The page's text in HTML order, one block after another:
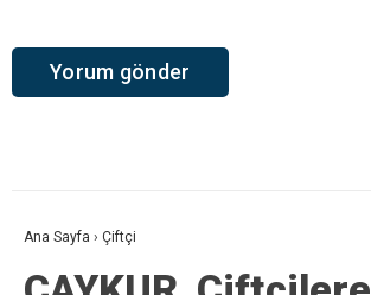
Ana Sayfa › Çiftçi